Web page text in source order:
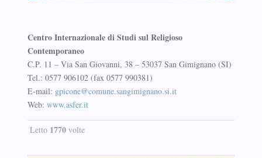
Centro Internazionale di Studi sul Religioso
Contemporaneo
C.P. 11 – Via San Giovanni, 38 – 53037 San Gimignano (SI)
Tel.: 0577 906102 (fax 0577 990381)
E-mail: gpicone@comune.sangimignano.si.it
Web: www.asfer.it
Letto 1770volte